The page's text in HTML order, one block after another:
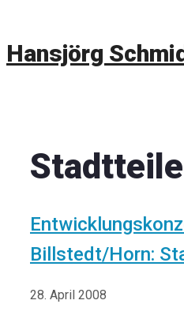
springen
Hansjörg
Billstedt/Horn:
28. April 2008